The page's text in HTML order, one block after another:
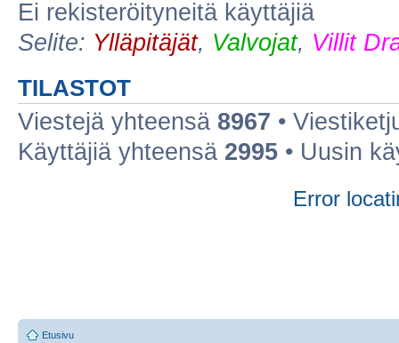
Ei rekisteröityneitä käyttäjiä
Selite: Ylläpitäjät, Valvojat, Villit
TILASTOT
Viestejä yhteensä 8967 •
Käyttäjiä yhteensä 2995 • Uusin
Error
Etusivu